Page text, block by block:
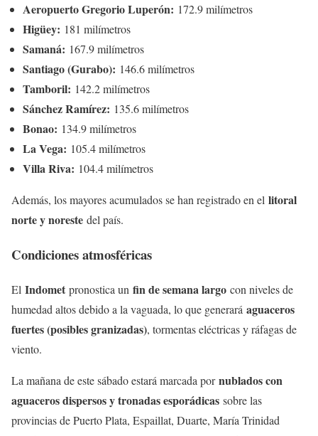
Aeropuerto Gregorio Luperón: 172.9 milímetros
Higüey: 181 milímetros
Samaná: 167.9 milímetros
Santiago (Gurabo): 146.6 milímetros
Tamboril: 142.2 milímetros
Sánchez Ramírez: 135.6 milímetros
Bonao: 134.9 milímetros
La Vega: 105.4 milímetros
Villa Riva: 104.4 milímetros
Además, los mayores acumulados se han registrado en el litoral
norte y noreste del país.
Condiciones atmosféricas
El Indomet pronostica un fin de semana largo con niveles de
humedad altos debido a la vaguada, lo que generará aguaceros
fuertes (posibles granizadas), tormentas eléctricas y ráfagas de
viento.
La mañana de este sábado estará marcada pornublados con
aguaceros dispersos y tronadas esporádicas sobre las
provincias de Puerto Plata, Espaillat, Duarte, María Trinidad